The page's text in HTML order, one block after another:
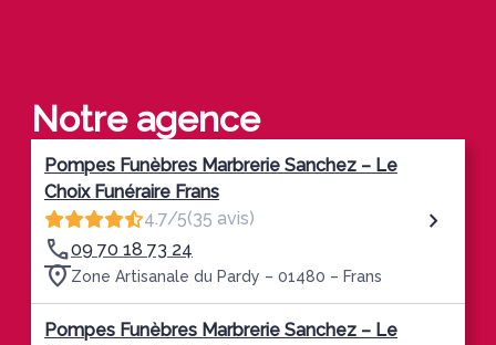
Notre agence
Pompes Funèbres Marbrerie Sanchez – Le
Choix Funéraire Frans
4.7/5(35 avis)
09 70 18 73 24
Zone Artisanale du Pardy – 01480 – Frans
Pompes Funèbres Marbrerie Sanchez – Le